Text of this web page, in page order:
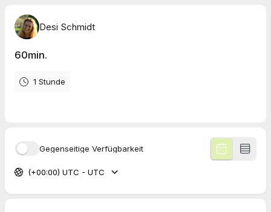
Desi Schmidt
60min.
1 Stunde
Gegenseitige Verfügbarkeit
(+00:00) UTC - UTC